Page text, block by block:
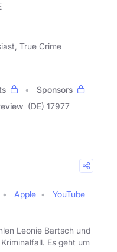
True Crime
Sponsors
(DE) 17977
Apple
YouTube
Leonie Bartsch und
Es geht um